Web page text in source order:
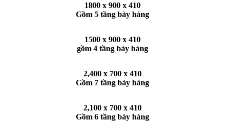
1800 x 900 x 410
Gồm 5 tầng bày hàng
1500 x 900 x 410
gồm 4 tầng bày hàng
2,400 x 700 x 410
Gồm 7 tầng bày hàng
2,100 x 700 x 410
Gồm 6 tầng bày hàng